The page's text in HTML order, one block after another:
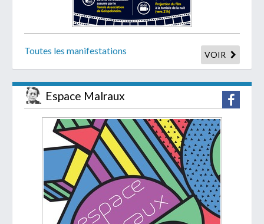
Toutes les manifestations VOIR
Espace Malraux